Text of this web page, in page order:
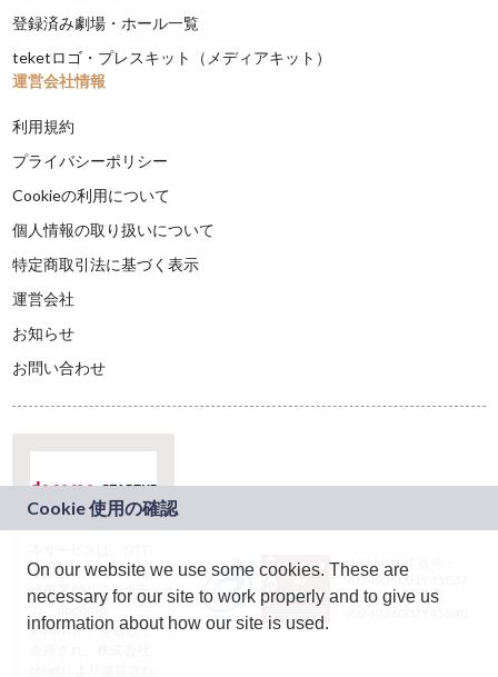
登録済み劇場・ホール一覧
teketロゴ・プレスキット（メディアキット）
運営会社情報
利用規約
プライバシーポリシー
Cookieの利用について
個人情報の取り扱いについて
特定商取引法に基づく表示
運営会社
お知らせ
お問い合わせ
ドコモグループの新
規事業創出プログラ
ム「docomo
STARTUP」を通じて
JASRAC許諾番号：
9024936001Y45037
JASRAC許諾番号：
On our website we use some cookies. These are
necessary for our site to work properly and to give us
information about how our site is used.